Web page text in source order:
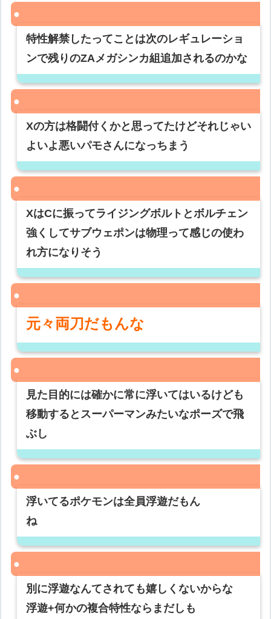
特性解禁したってことは次のレギュレーショ
ンで残りのZAメガシンカ組追加されるのかな
Xの方は格闘付くかと思ってたけどそれじゃい
よいよ悪いパモさんになっちまう
XはCに振ってライジングボルトとボルチェン
強くしてサブウェポンは物理って感じの使わ
れ方になりそう
元々両刀だもんな
見た目的には確かに常に浮いてはいるけども
移動するとスーパーマンみたいなポーズで飛
ぶし
浮いてるポケモンは全員浮遊だもん
ね
別に浮遊なんてされても嬉しくないからな
浮遊+何かの複合特性ならまだしも